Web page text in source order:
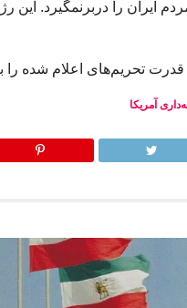
ایران را دربرنمگیرد.
قدرت تحریم‌های اعلام شده را
آمریکا